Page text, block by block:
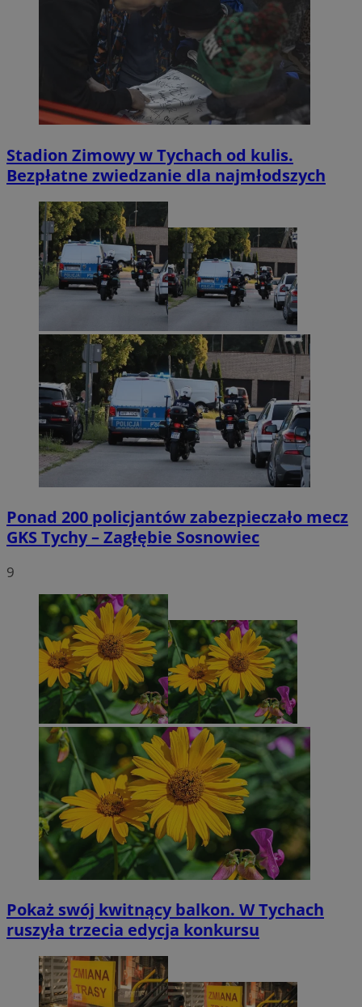
Stadion Zimowy w Tychach od kulis.
Bezpłatne zwiedzanie dla najmłodszych
Ponad 200 policjantów zabezpieczało mecz
GKS Tychy – Zagłębie Sosnowiec
9
Pokaż swój kwitnący balkon. W Tychach
ruszyła trzecia edycja konkursu